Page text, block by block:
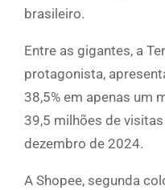
brasileiro.
Entre as gigantes, a
protagonista,
38,5% em apenas um
39,5 milhões de
dezembro de 2024.
A Shopee, segunda